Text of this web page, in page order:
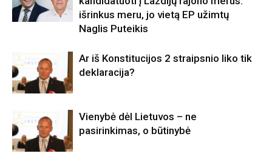
išrinkus meru, jo vietą EP užimtų
Naglis Puteikis
Ar iš Konstitucijos 2 straipsnio liko tik
deklaracija?
Vienybė dėl Lietuvos – ne
pasirinkimas, o būtinybė